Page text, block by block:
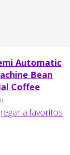
Automatic
Bean
Coffee